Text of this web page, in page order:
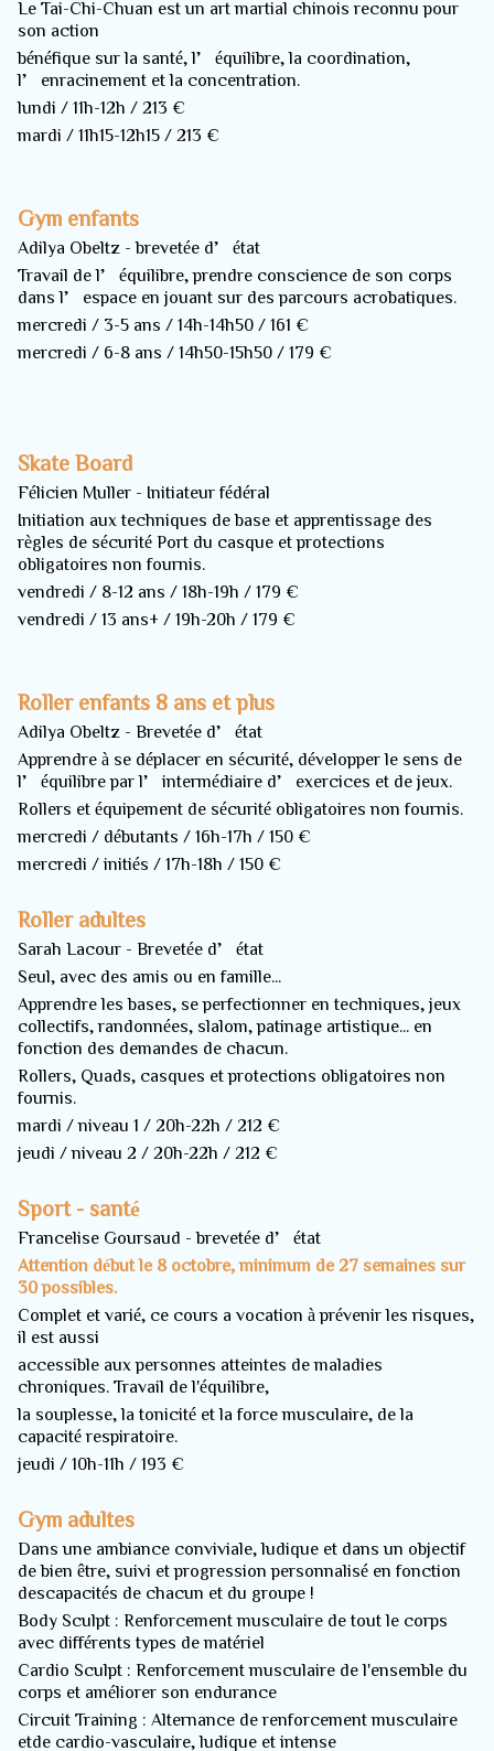
Le Tai-Chi-Chuan est un art martial chinois reconnu pour
son action
bénéfique sur la santé, l’équilibre, la coordination,
l’enracinement et la concentration.
lundi / 11h-12h / 213 €
mardi / 11h15-12h15 / 213 €
Gym enfants
Adilya Obeltz - brevetée d’état
Travail de l’équilibre, prendre conscience de son corps
dans l’espace en jouant sur des parcours acrobatiques.
mercredi / 3-5 ans / 14h-14h50 / 161 €
mercredi / 6-8 ans / 14h50-15h50 / 179 €
Skate Board
Félicien Muller - Initiateur fédéral
Initiation aux techniques de base et apprentissage des
règles de sécurité Port du casque et protections
obligatoires non fournis.
vendredi / 8-12 ans / 18h-19h / 179 €
vendredi / 13 ans+ / 19h-20h / 179 €
Roller enfants 8 ans et plus
Adilya Obeltz - Brevetée d’état
Apprendre à se déplacer en sécurité, développer le sens de
l’équilibre par l’intermédiaire d’exercices et de jeux.
Rollers et équipement de sécurité obligatoires non fournis.
mercredi / débutants / 16h-17h / 150 €
mercredi / initiés / 17h-18h / 150 €
Roller adultes
Sarah Lacour - Brevetée d’état
Seul, avec des amis ou en famille...
Apprendre les bases, se perfectionner en techniques, jeux
collectifs, randonnées, slalom, patinage artistique... en
fonction des demandes de chacun.
Rollers, Quads, casques et protections obligatoires non
fournis.
mardi / niveau 1 / 20h-22h / 212 €
jeudi / niveau 2 / 20h-22h / 212 €
Sport - santé
Francelise Goursaud - brevetée d’état
Attention début le 8 octobre, minimum de 27 semaines sur
30 possibles.
Complet et varié, ce cours a vocation à prévenir les risques,
il est aussi
accessible aux personnes atteintes de maladies
chroniques. Travail de l'équilibre,
la souplesse, la tonicité et la force musculaire, de la
capacité respiratoire.
jeudi / 10h-11h / 193 €
Gym adultes
Dans une ambiance conviviale, ludique et dans un objectif
de bien être, suivi et progression personnalisé en fonction
descapacités de chacun et du groupe !
Body Sculpt : Renforcement musculaire de tout le corps
avec différents types de matériel
Cardio Sculpt : Renforcement musculaire de l'ensemble du
corps et améliorer son endurance
Circuit Training : Alternance de renforcement musculaire
etde cardio-vasculaire, ludique et intense